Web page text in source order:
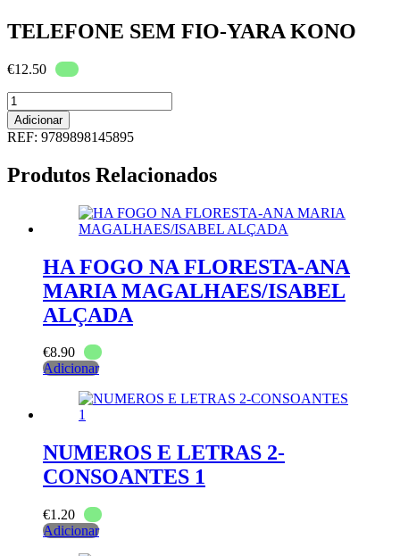
TELEFONE SEM FIO-YARA KONO
€12.50
Quantidade
de
TELEFONE
SEM
YARA
Adicionar
REF: 9789898145895
Produtos Relacionados
HA FOGO NA FLORESTA-ANA
MARIA MAGALHAES/ISABEL
ALÇADA
€8.90
Adicionar
NUMEROS E LETRAS 2-
CONSOANTES 1
€1.20
Adicionar